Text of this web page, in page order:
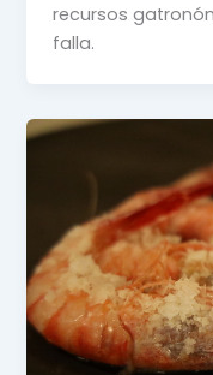
recursos
falla.